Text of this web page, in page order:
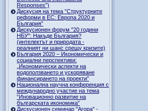
Responses”)
Дискусия на тема ”Структурните
реформи в ЕС: Европа 2020 и
България”
Дискусионен форум "20 години
НБУ": Накъде България?
(интелектът и природата -
реалният ни шанс срещу кризите)
България 2020 – Икономически и
социални перспективи:
„Икономически аспекти на
водоползването и ускоряване
финансирането на проекти”
Национална научна конференция с
международно участие на тема
“Иновационно развитие на
българската икономика”
Дискусионен семинар "Агора" -